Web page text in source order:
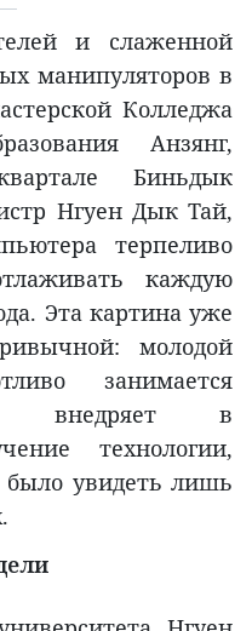
и слаженной
манипуляторов в
Колледжа
Анзянг,
Биньдык
Нгуен Дык Тай,
терпеливо
каждую
Эта картина уже
молодой
занимается
и внедряет в
технологии,
увидеть лишь